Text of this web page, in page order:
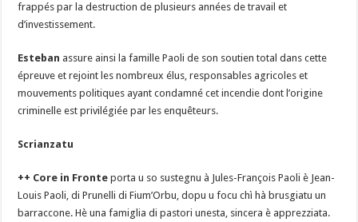
frappés par la destruction de plusieurs années de travail et
d’investissement.
Esteban assure ainsi la famille Paoli de son soutien total dans cette
épreuve et rejoint les nombreux élus, responsables agricoles et
mouvements politiques ayant condamné cet incendie dont l’origine
criminelle est privilégiée par les enquêteurs.
Scrianzatu
++ Core in Fronte porta u so sustegnu à Jules-François Paoli è Jean-
Louis Paoli, di Prunelli di Fium’Orbu, dopu u focu chì hà brusgiatu un
barraccone. Hè una famiglia di pastori unesta, sincera è apprezziata.